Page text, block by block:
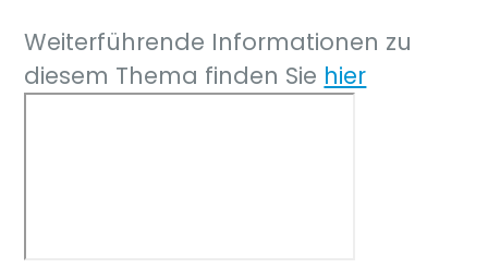
Weiterführende Informationen zu
diesem Thema finden Sie hier